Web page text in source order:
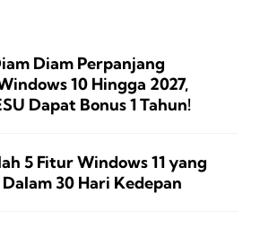
Diam Perpanjang
10 Hingga 2027,
Dapat Bonus 1 Tahun!
5 Fitur Windows 11 yang
30 Hari Kedepan